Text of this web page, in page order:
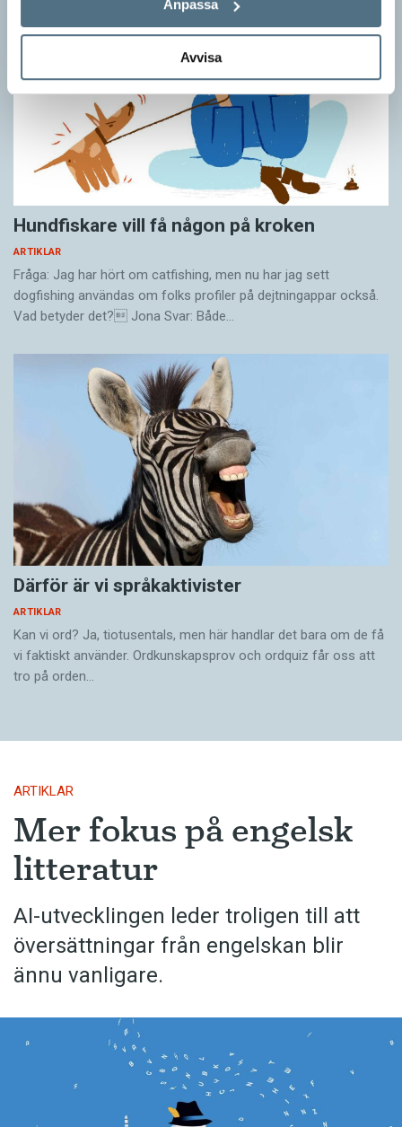
Anpassa
Avvisa
Hundfiskare vill få någon på kroken
ARTIKLAR
Fråga: Jag har hört om catfishing, men nu har jag sett
dogfishing användas om folks profiler på dejtningappar också.
Vad betyder det? Jona Svar: Både…
Därför är vi språkaktivister
ARTIKLAR
Kan vi ord? Ja, tiotusentals, men här handlar det bara om de få
vi faktiskt använder. Ordkunskapsprov och ordquiz får oss att
tro på orden…
ARTIKLAR
Mer fokus på engelsk
litteratur
AI-utvecklingen leder troligen till att
översättningar från engelskan blir
ännu vanligare.